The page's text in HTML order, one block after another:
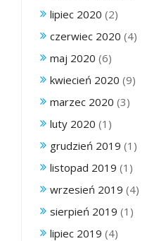
lipiec 2020 (2)
czerwiec 2020 (4)
maj 2020 (6)
kwiecień 2020 (9)
marzec 2020 (3)
luty 2020 (1)
grudzień 2019 (1)
listopad 2019 (1)
wrzesień 2019 (4)
sierpień 2019 (1)
lipiec 2019 (4)